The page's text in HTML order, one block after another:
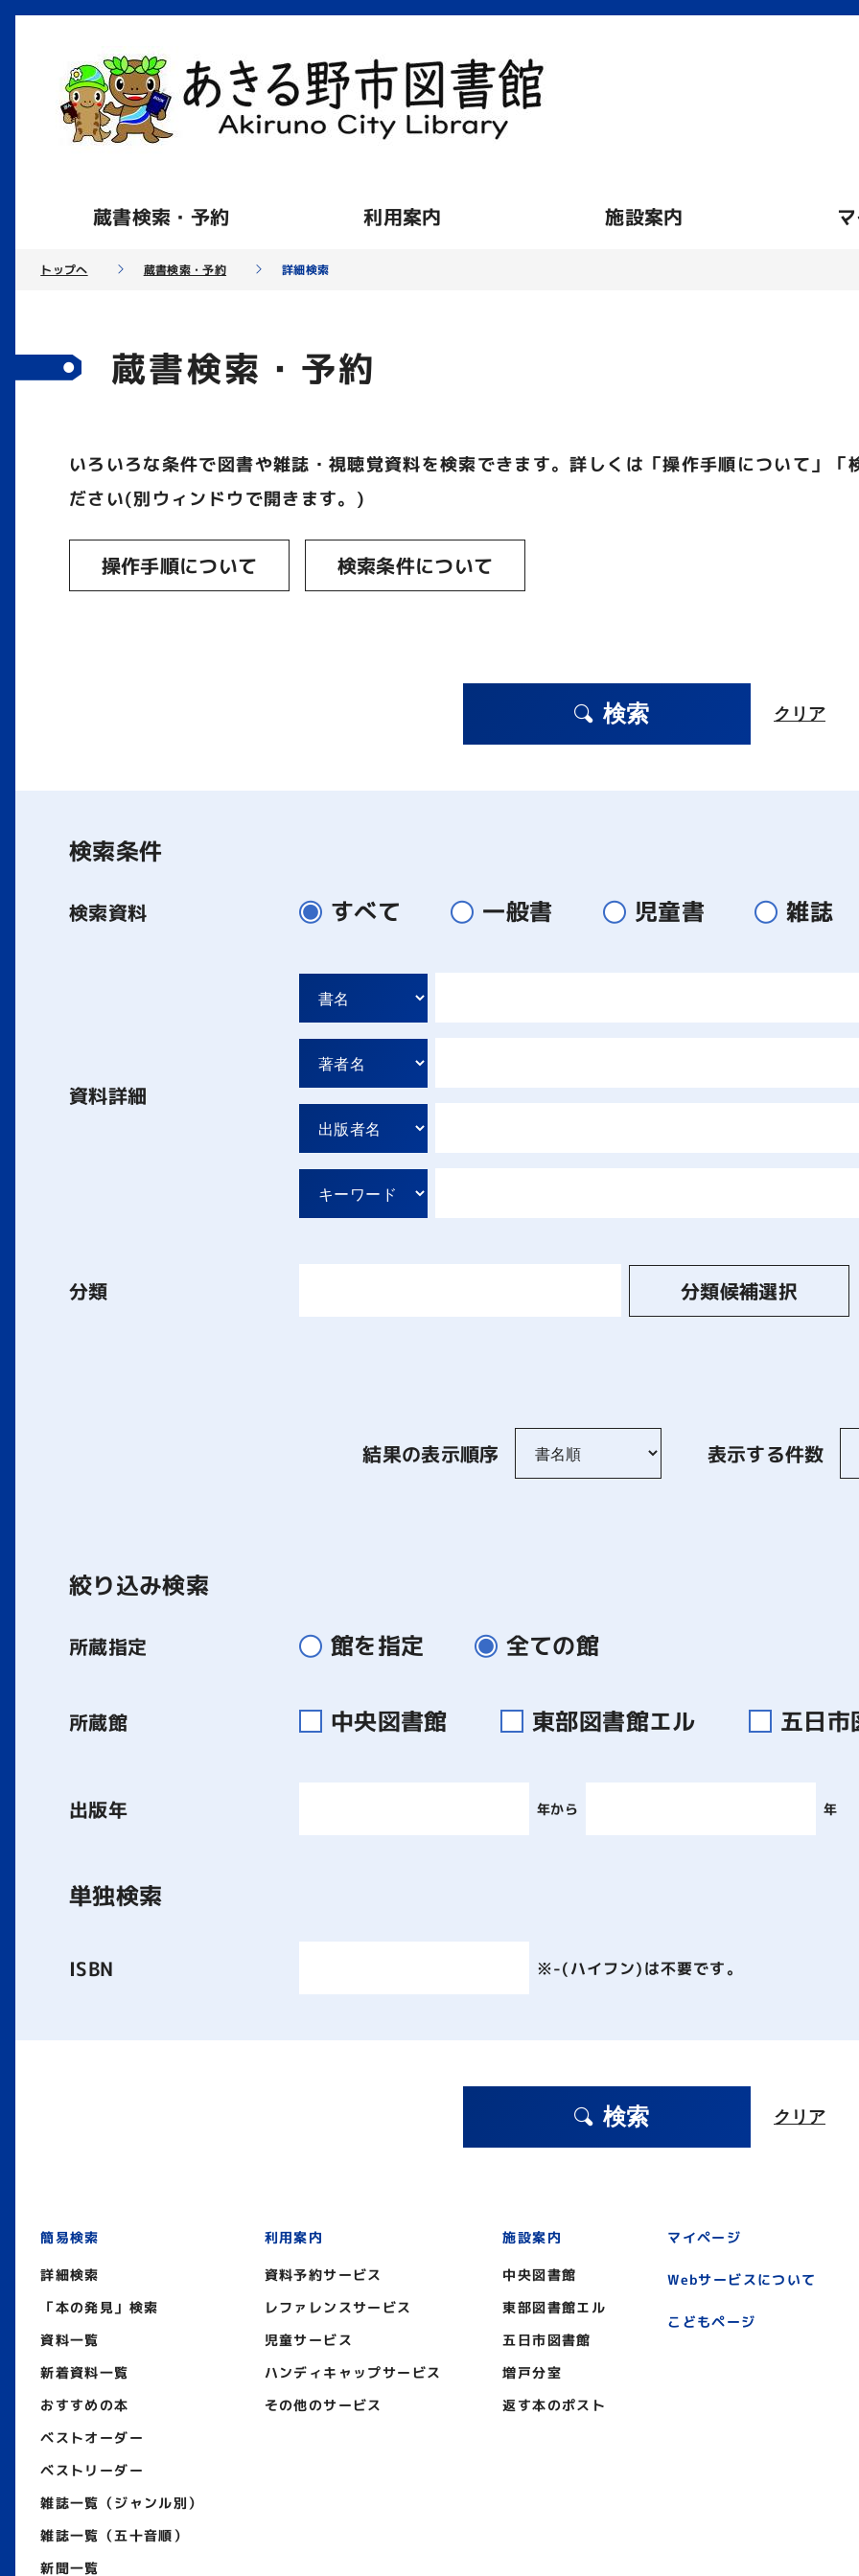
蔵書検索・予約 利用案内 施設案内
トップへ 蔵書検索・予約 詳細検索
蔵書検索・予約
いろいろな条件で図書や雑誌・視聴覚資料を検索できます。詳しくは「操作手順について」
ださい(別ウィンドウで開きます。)
操作手順について 検索条件について
検索 クリア
検索条件
検索資料 すべて 一般書 児童書 雑誌
資料詳細
分類 分類候補選択
結果の表示順序 表示する件数
絞り込み検索
所蔵指定 館を指定 全ての館
所蔵館 中央図書館 東部図書館エル 五日
出版年 年から 年
単独検索
ISBN ※-(ハイフン)は不要です。
検索 クリア
簡易検索
詳細検索
「本の発見」検索
資料一覧
新着資料一覧
おすすめの本
ベストオーダー
ベストリーダー
雑誌一覧（ジャンル別）
雑誌一覧（五十音順）
新聞一覧
利用案内
資料予約サービス
レファレンスサービス
児童サービス
ハンディキャップサービス
その他のサービス
施設案内
中央図書館
東部図書館エル
五日市図書館
増戸分室
返す本のポスト
マイページ
Webサービスについて
こどもページ